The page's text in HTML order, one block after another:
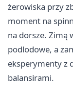
żerowiska przy
moment na
na dorsze. Zimą
podlodowe, a
eksperymenty z
balansirami.